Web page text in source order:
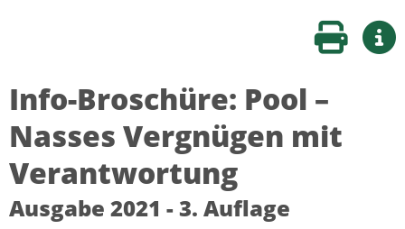
Seite
Info-Broschüre: Pool –
Nasses Vergnügen mit
Verantwortung
Ausgabe 2021 - 3. Auflage